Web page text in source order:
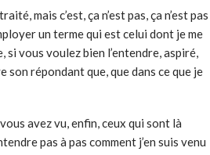
mais c’est, ça n’est pas, ça n’est pas
un terme qui est celui dont je me
si vous voulez bien l’entendre, aspiré,
répondant que, que dans ce que je
avez vu, enfin, ceux qui sont là
pas à pas comment j’en suis venu